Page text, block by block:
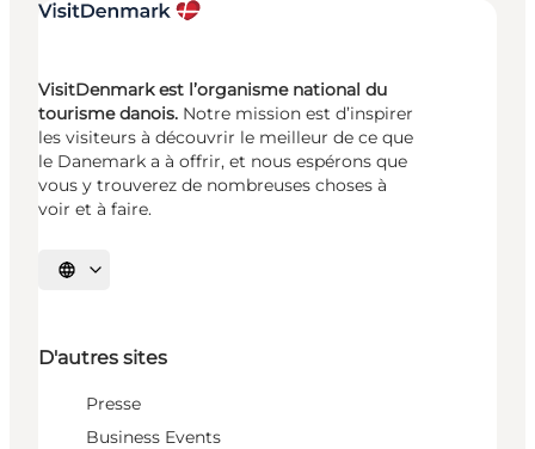
VisitDenmark est l’organisme national du
tourisme danois. Notre mission est d’inspirer
les visiteurs à découvrir le meilleur de ce que
le Danemark a à offrir, et nous espérons que
vous y trouverez de nombreuses choses à
voir et à faire.
Choisissez la langue
D'autres sites
Presse
Business Events